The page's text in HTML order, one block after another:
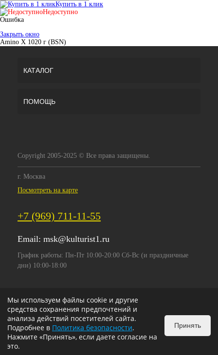
Купить в 1 клик
Недоступно
Ошибка
Закрыть окно
Amino X 1020 г (BSN)
КАТАЛОГ
ПОМОЩЬ
Copyright 2005-2025 © Все права защищены.
г. Москва
Посмотреть на карте
+7 (969) 711-11-55
Email: msk@kulturist1.ru
График работы: Пн-Пт 10:00-20:00 Сб-Вс (и праздничные
дни) 10:00-18:00
Мы используем файлы cookie и другие
средства сохранения предпочтений и
анализа действий посетителей сайта.
Подробнее в Политика безопасности.
Нажмите «Принять», если даете согласие на
это.
Принять